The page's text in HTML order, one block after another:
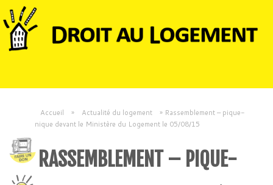
Accueil » Actualité du logement » Rassemblement – pique-
nique devant le Ministère du Logement le 05/08/15
RASSEMBLEMENT – PIQUE-